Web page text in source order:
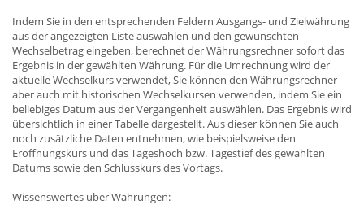
Indem Sie in den entsprechenden Feldern Ausgangs- und Zielwährung
aus der angezeigten Liste auswählen und den gewünschten
Wechselbetrag eingeben, berechnet der Währungsrechner sofort das
Ergebnis in der gewählten Währung. Für die Umrechnung wird der
aktuelle Wechselkurs verwendet, Sie können den Währungsrechner
aber auch mit historischen Wechselkursen verwenden, indem Sie ein
beliebiges Datum aus der Vergangenheit auswählen. Das Ergebnis wird
übersichtlich in einer Tabelle dargestellt. Aus dieser können Sie auch
noch zusätzliche Daten entnehmen, wie beispielsweise den
Eröffnungskurs und das Tageshoch bzw. Tagestief des gewählten
Datums sowie den Schlusskurs des Vortags.
Wissenswertes über Währungen: